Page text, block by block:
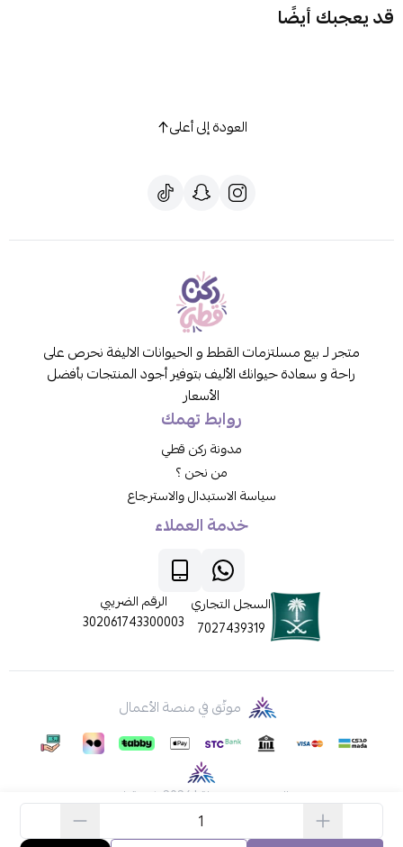
قد يعجبك أيضًا
العودة إلى أعلى
متجر لـ بيع مسلتزمات القطط و الحيوانات الاليفة نحرص على
راحة و سعادة حيوانك الأليف بتوفير أجود المنتجات بأفضل
الأسعار
روابط تهمك
مدونة ركن قطي
من نحن ؟
سياسة الاستبدال والاسترجاع
خدمة العملاء
السجل التجاري
7027439319
الرقم الضريبي
302061743300003
موثّق في منصة الأعمال
الحقوق محفوظة | 2026 ركن قطي